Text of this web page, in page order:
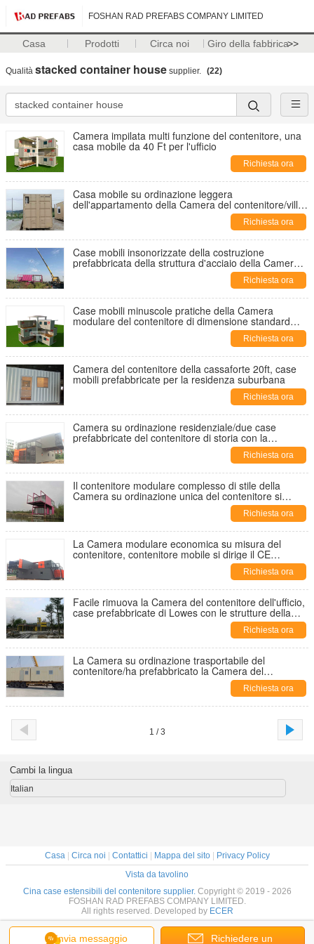
FOSHAN RAD PREFABS COMPANY LIMITED
Casa Prodotti Circa noi Giro della fabbrica>>
Qualità stacked container house supplier. (22)
Camera impilata multi funzione del contenitore, una
casa mobile da 40 Ft per l'ufficio
Richiesta ora
Casa mobile su ordinazione leggera
dell'appartamento della Camera del contenitore/villa
Richiesta ora
Case mobili insonorizzate della costruzione
prefabbricata della struttura d'acciaio della Camera
su ordinazione lussuosa del contenitoreRichiesta ora
Case mobili minuscole pratiche della Camera
modulare del contenitore di dimensione standard
Richiesta ora
Camera del contenitore della cassaforte 20ft, case
mobili prefabbricate per la residenza suburbana
Richiesta ora
Camera su ordinazione residenziale/due case
prefabbricate del contenitore di storia con la
Richiesta ora
Il contenitore modulare complesso di stile della
Camera su ordinazione unica del contenitore si
dirige l'abitazione della Camera del lagoRichiesta ora
La Camera modulare economica su misura del
contenitore, contenitore mobile si dirige il CE
Richiesta ora
Facile rimuova la Camera del contenitore dell'ufficio,
case prefabbricate di Lowes con le strutture della
Richiesta ora
La Camera su ordinazione trasportabile del
contenitore/ha prefabbricato la Camera del
Richiesta ora
1 / 3
Invia messaggio Richiedere un
Cambi la lingua
Italian
Casa| Circa noi Contattici Mappa del sito|
Privacy Policy
Vista da tavolino
Cina case estensibili del contenitore supplier. Copyright © 2019 - 2026
FOSHAN RAD PREFABS COMPANY LIMITED.
All rights reserved. Developed by ECER